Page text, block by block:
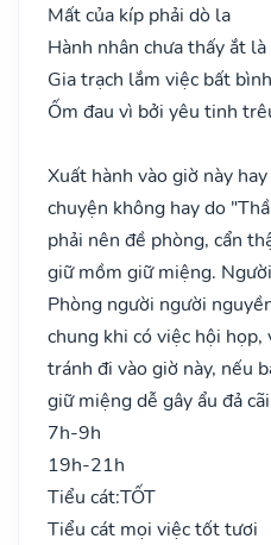
Mất của kíp phải dò la
Hành nhân chưa thấy ắt
Gia trạch lắm việc bất bình
Ốm đau vì bởi yêu tinh
Xuất hành vào giờ này
chuyện không hay do
phải nên đề phòng, cẩn
giữ mồm giữ miệng.
Phòng người người
chung khi có việc hội
tránh đi vào giờ này, nếu
giữ miệng dễ gây ẩu đả
7h-9h
19h-21h
Tiểu cát:TỐT
Tiểu cát mọi việc tốt tươi